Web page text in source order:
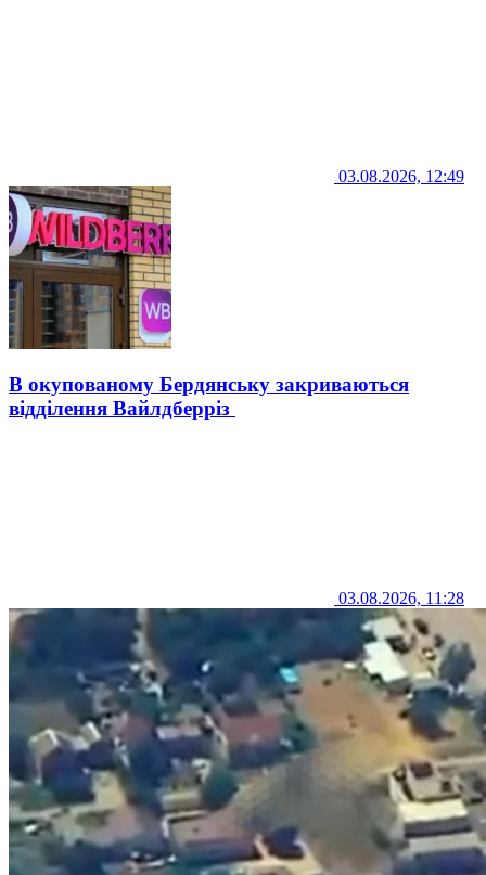
03.08.2026, 12:49
В окупованому Бердянську закриваються
відділення Вайлдберріз
03.08.2026, 11:28